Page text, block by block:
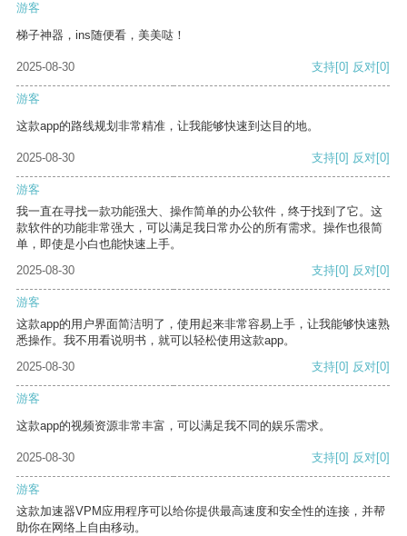
游客
梯子神器，ins随便看，美美哒！
2025-08-30 支持[0] 反对[0]
游客
这款app的路线规划非常精准，让我能够快速到达目的地。
2025-08-30 支持[0] 反对[0]
游客
我一直在寻找一款功能强大、操作简单的办公软件，终于找到了它。这
款软件的功能非常强大，可以满足我日常办公的所有需求。操作也很简
单，即使是小白也能快速上手。
2025-08-30
支持[0] 反对[0]
游客
这款app的用户界面简洁明了，使用起来非常容易上手，让我能够快速熟
悉操作。我不用看说明书，就可以轻松使用这款app。
2025-08-30
支持[0] 反对[0]
游客
这款app的视频资源非常丰富，可以满足我不同的娱乐需求。
2025-08-30 支持[0] 反对[0]
游客
这款加速器VPM应用程序可以给你提供最高速度和安全性的连接，并帮
助你在网络上自由移动。